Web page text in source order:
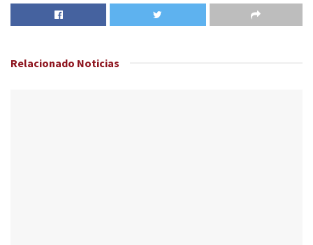
Relacionado Noticias